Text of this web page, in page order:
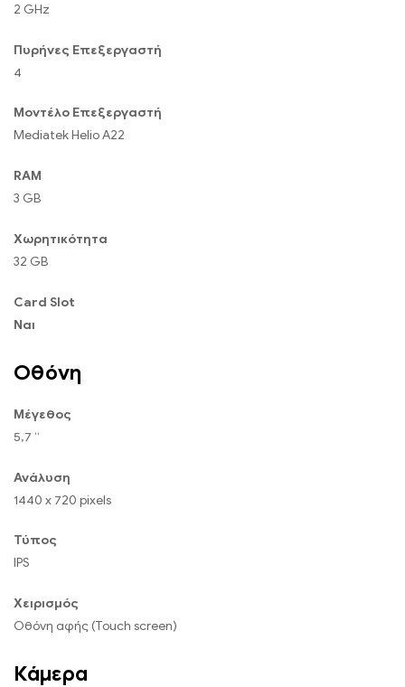
2 GHz
Πυρήνες Επεξεργαστή
4
Μοντέλο Επεξεργαστή
Mediatek Helio A22
RAM
3 GB
Χωρητικότητα
32 GB
Card Slot
Ναι
Οθόνη
Μέγεθος
5,7 “
Ανάλυση
1440 x 720 pixels
Τύπος
IPS
Χειρισμός
Οθόνη αφής (Touch screen)
Κάμερα